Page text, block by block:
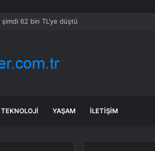
TEKNOLOJI YAŞAM İLETIŞIM